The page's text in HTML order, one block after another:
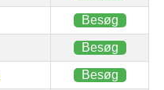
Besøg
Besøg
Besøg